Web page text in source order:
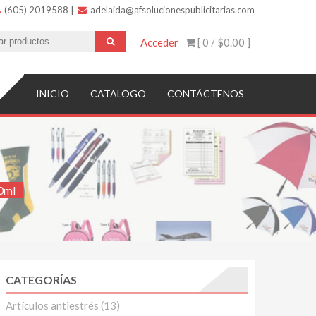
(605) 2019588 adelaida@afsolucionespublicitarias.com
[ 0 / $0.00 ]
Acceder
INICIO CATALOGO CONTÁCTENOS
CATEGORÍAS
Artículos antiestrés (13)